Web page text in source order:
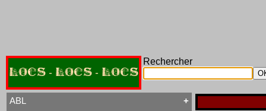
LOCS - LOCS - LOCS
Rechercher
ABL